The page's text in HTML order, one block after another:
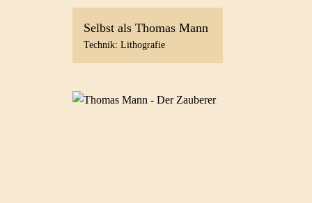
Selbst als Thomas Mann
Technik: Lithografie